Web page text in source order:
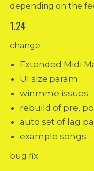
depending on the
1.24
change :
Extended Midi
UI size param
winmme issues
rebuild of pre,
auto set of lag
example songs
bug fix